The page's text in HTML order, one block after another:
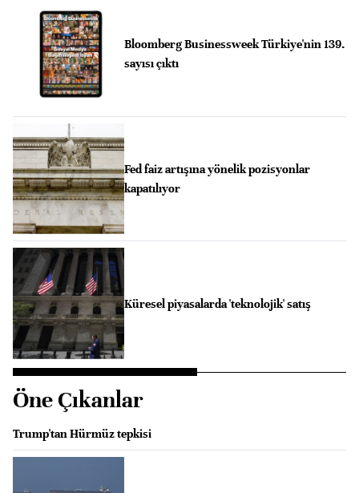
Bloomberg Businessweek Türkiye'nin 139.
sayısı çıktı
Fed faiz artışına yönelik pozisyonlar
kapatılıyor
Küresel piyasalarda 'teknolojik' satış
Öne Çıkanlar
Trump'tan Hürmüz tepkisi